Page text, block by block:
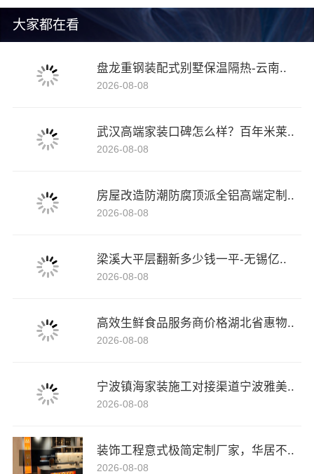
大家都在看
盘龙重钢装配式别墅保温隔热-云南..
2026-08-08
武汉高端家装口碑怎么样？百年米莱..
2026-08-08
房屋改造防潮防腐顶派全铝高端定制..
2026-08-08
梁溪大平层翻新多少钱一平-无锡亿..
2026-08-08
高效生鲜食品服务商价格湖北省惠物..
2026-08-08
宁波镇海家装施工对接渠道宁波雅美..
2026-08-08
装饰工程意式极简定制厂家，华居不..
2026-08-08